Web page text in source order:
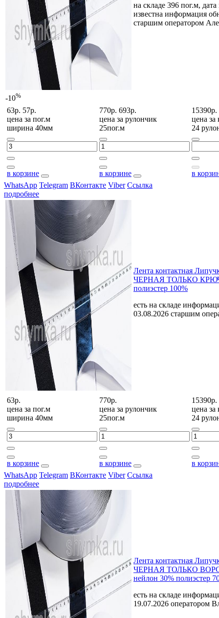
-10%
на складе 396 пог.м,
известна информация
старшим оператором
63р. 57р.
цена за пог.м
ширина 40мм
в корзине
770р. 693р.
цена за рулончик
25пог.м
в корзине
15390р.
цена за
24
в
WhatsApp Telegram ВКонтакте Viber Ссылка
подробнее
Лента контактная
ЧЕРНАЯ ТОЛЬКО
полиэстер 100%
есть на складе
03.08.2026 старшим
63р.
цена за пог.м
ширина 40мм
в корзине
770р.
цена за рулончик
25пог.м
в корзине
15390р.
цена за
24
в
WhatsApp Telegram ВКонтакте Viber Ссылка
подробнее
Лента контактная
ЧЕРНАЯ ТОЛЬКО ВОРС
нейлон 30% полиэстер
есть на складе
19.07.2026 оператором